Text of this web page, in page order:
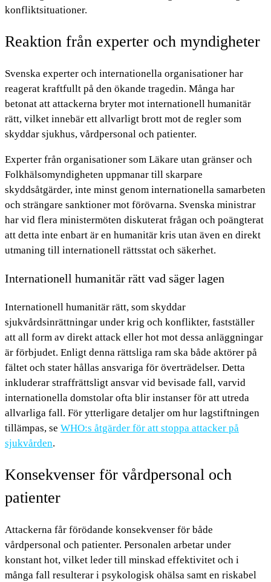
konfliktsituationer.
Reaktion från experter och myndigheter
Svenska experter och internationella organisationer har
reagerat kraftfullt på den ökande tragedin. Många har
betonat att attackerna bryter mot internationell humanitär
rätt, vilket innebär ett allvarligt brott mot de regler som
skyddar sjukhus, vårdpersonal och patienter.
Experter från organisationer som Läkare utan gränser och
Folkhälsomyndigheten uppmanar till skarpare
skyddsåtgärder, inte minst genom internationella samarbeten
och strängare sanktioner mot förövarna. Svenska ministrar
har vid flera ministermöten diskuterat frågan och poängterat
att detta inte enbart är en humanitär kris utan även en direkt
utmaning till internationell rättsstat och säkerhet.
Internationell humanitär rätt vad säger lagen
Internationell humanitär rätt, som skyddar
sjukvårdsinrättningar under krig och konflikter, fastställer
att all form av direkt attack eller hot mot dessa anläggningar
är förbjudet. Enligt denna rättsliga ram ska både aktörer på
fältet och stater hållas ansvariga för överträdelser. Detta
inkluderar straffrättsligt ansvar vid bevisade fall, varvid
internationella domstolar ofta blir instanser för att utreda
allvarliga fall. För ytterligare detaljer om hur lagstiftningen
tillämpas, se WHO:s åtgärder för att stoppa attacker på
sjukvården.
Konsekvenser för vårdpersonal och
patienter
Attackerna får förödande konsekvenser för både
vårdpersonal och patienter. Personalen arbetar under
konstant hot, vilket leder till minskad effektivitet och i
många fall resulterar i psykologisk ohälsa samt en riskabel